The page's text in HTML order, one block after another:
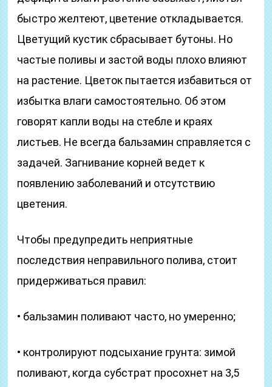
быстро желтеют, цветение откладывается.
Цветущий кустик сбрасывает бутоны. Но
частые поливы и застой воды плохо влияют
на растение. Цветок пытается избавиться от
избытка влаги самостоятельно. Об этом
говорят капли воды на стебле и краях
листьев. Не всегда бальзамин справляется с
задачей. Загнивание корней ведет к
появлению заболеваний и отсутствию
цветения.
Чтобы предупредить неприятные
последствия неправильного полива, стоит
придерживаться правил:
• бальзамин поливают часто, но умеренно;
• контролируют подсыхание грунта: зимой
поливают, когда субстрат просохнет на 3,5